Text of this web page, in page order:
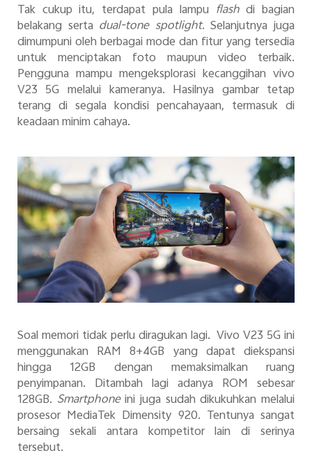
Tak cukup itu, terdapat pula lampu flashdi bagian
belakang serta dual-tone spotlight.Selanjutnya juga
dimumpuni oleh berbagai mode dan fitur yang tersedia
untuk menciptakan foto maupun video terbaik.
Pengguna mampu mengeksplorasi kecanggihan vivo
V23 5G melalui kameranya. Hasilnya gambar tetap
terang di segala kondisi pencahayaan, termasuk di
keadaan minim cahaya.
Soal memori tidak perlu diragukan lagi. Vivo V23 5G ini
menggunakan RAM 8+4GB yang dapat diekspansi
hingga 12GB dengan memaksimalkan ruang
penyimpanan. Ditambah lagi adanya ROM sebesar
128GB. Smartphoneini juga sudah dikukuhkan melalui
prosesor MediaTek Dimensity 920. Tentunya sangat
bersaing sekali antara kompetitor lain di serinya
tersebut.